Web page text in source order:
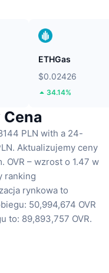
ETHGas
$0.02426
34.14%
PLN with a 24-
Aktualizujemy ceny
OVR – wzrost o 1.47 w
ranking
rynkowa to
50,994,674 OVR
to: 89,893,757 OVR.